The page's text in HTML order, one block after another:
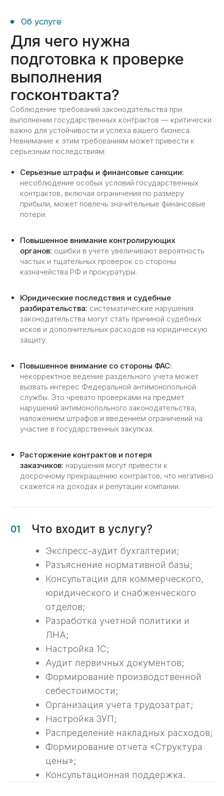
Соблюдение требований законодательства при
выполнении государственных контрактов — критически
важно для устойчивости и успеха вашего бизнеса.
Невнимание к этим требованиям может привести к
серьезным последствиям:
Серьезные штрафы и финансовые санкции:
несоблюдение особых условий государственных
контрактов, включая ограничения по размеру
прибыли, может повлечь значительные финансовые
потери.
Повышенное внимание контролирующих
органов: ошибки в учете увеличивают вероятность
частых и тщательных проверок со стороны
казначейства РФ и прокуратуры.
Юридические последствия и судебные
разбирательства: систематические нарушения
законодательства могут стать причиной судебных
исков и дополнительных расходов на юридическую
защиту.
Повышенное внимание со стороны ФАС:
некорректное ведение раздельного учета может
вызвать интерес Федеральной антимонопольной
службы. Это чревато проверками на предмет
нарушений антимонопольного законодательства,
наложением штрафов и введением ограничений на
участие в государственных закупках.
Расторжение контрактов и потеря
заказчиков: нарушения могут привести к
досрочному прекращению контрактов, что негативно
скажется на доходах и репутации компании.
Формирование отчета «Структура
Консультационная поддержка.
Что потребуется?
Информация о ваших
и их требованиях;
Доступ к текущей бухгалтерской
базе;
Доступ к учетной политике
компании для внесения
необходимых изменений;
Возможность консультаций
выработки индивидуальных
решений и рекомендаций.
законодательства;
Отсутствие штрафов и успешное
прохождение проверок исполнения
госконтрактов;
Контроль расходов и оптимизация
бюджета;
Укрепление доверия заказчиков
и партнёров.
Результат оказания услуги?
Как мы работаем:
Об услуге
Аудит бухгалтерии
и согласование объема работ
Мы начинаем с анализа вашей
текущей системы учета, чтобы
необходимых работ.
Проводим анализ и корректировку
учетной политики в соответствии
с требованиями вашей организации
и законодательства.
Работа с учетной политикой
Настройка 1С и контроль
Донастраиваем систему 1С для
корректного отражения расходов.
Создаем дополнительные аналитики
и правила списания расходов.
01
02
03